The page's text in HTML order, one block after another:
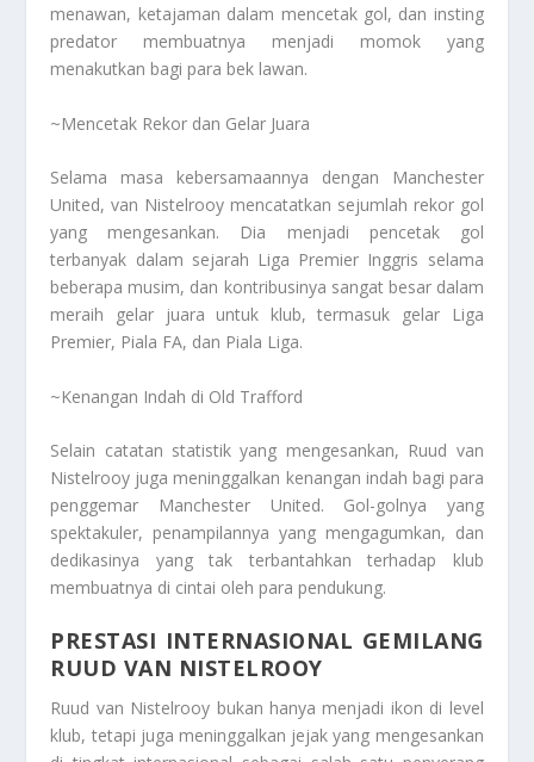
menawan, ketajaman dalam mencetak gol, dan insting
predator membuatnya menjadi momok yang
menakutkan bagi para bek lawan.
~Mencetak Rekor dan Gelar Juara
Selama masa kebersamaannya dengan Manchester
United, van Nistelrooy mencatatkan sejumlah rekor gol
yang mengesankan. Dia menjadi pencetak gol
terbanyak dalam sejarah Liga Premier Inggris selama
beberapa musim, dan kontribusinya sangat besar dalam
meraih gelar juara untuk klub, termasuk gelar Liga
Premier, Piala FA, dan Piala Liga.
~Kenangan Indah di Old Trafford
Selain catatan statistik yang mengesankan, Ruud van
Nistelrooy juga meninggalkan kenangan indah bagi para
penggemar Manchester United. Gol-golnya yang
spektakuler, penampilannya yang mengagumkan, dan
dedikasinya yang tak terbantahkan terhadap klub
membuatnya di cintai oleh para pendukung.
PRESTASI INTERNASIONAL GEMILANG
RUUD VAN NISTELROOY
Ruud van Nistelrooy bukan hanya menjadi ikon di level
klub, tetapi juga meninggalkan jejak yang mengesankan